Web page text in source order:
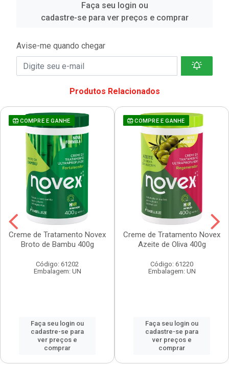
Faça seu login ou
cadastre-se para ver preços e comprar
Avise-me quando chegar
Produtos Relacionados
COMPRE E GANHE
Creme de Tratamento Novex
Broto de Bambu 400g
Código: 61202
Embalagem: UN
Faça seu login ou
cadastre-se para
ver preços e
comprar
COMPRE E GANHE
Creme de Tratamento Novex
Azeite de Oliva 400g
Código: 61220
Embalagem: UN
Faça seu login ou
cadastre-se para
ver preços e
comprar